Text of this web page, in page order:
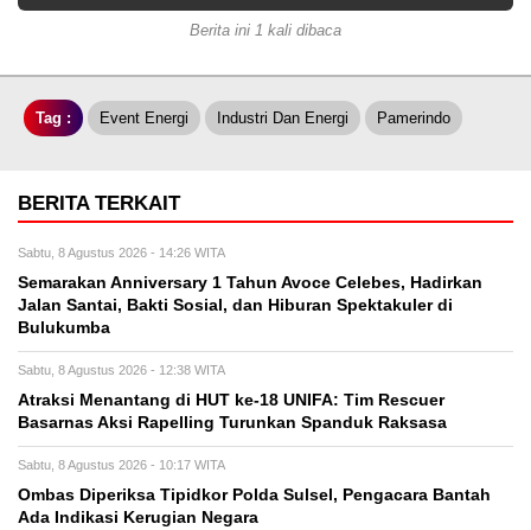
Berita ini 1 kali dibaca
Tag : Event Energi Industri Dan Energi Pamerindo
BERITA TERKAIT
Sabtu, 8 Agustus 2026 - 14:26 WITA
Semarakan Anniversary 1 Tahun Avoce Celebes, Hadirkan
Jalan Santai, Bakti Sosial, dan Hiburan Spektakuler di
Bulukumba
Sabtu, 8 Agustus 2026 - 12:38 WITA
Atraksi Menantang di HUT ke-18 UNIFA: Tim Rescuer
Basarnas Aksi Rapelling Turunkan Spanduk Raksasa
Sabtu, 8 Agustus 2026 - 10:17 WITA
Ombas Diperiksa Tipidkor Polda Sulsel, Pengacara Bantah
Ada Indikasi Kerugian Negara